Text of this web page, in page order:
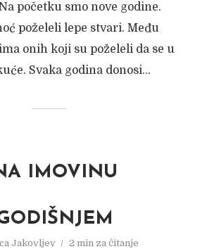
početku smo nove godine.
poželeli lepe stvari. Među
onih koji su poželeli da se u
Svaka godina donosi...
IMOVINU
Jakovljev 2 min za čitanje